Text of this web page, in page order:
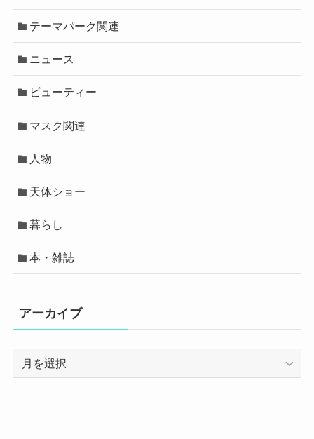
テーマパーク関連
ニュース
ビューティー
マスク関連
人物
天体ショー
暮らし
本・雑誌
アーカイブ